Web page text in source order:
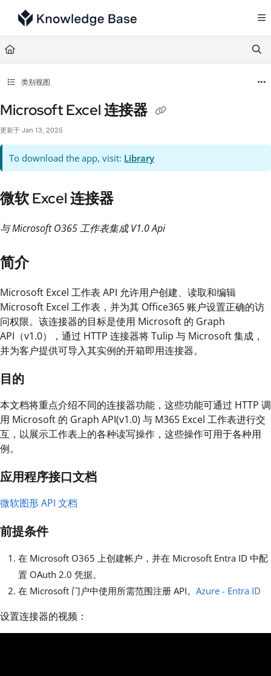
Documentation Index
Fetch the complete documentation index at:
Use this file to discover all available pages before exploring further.
类别视图
Microsoft Excel 连接器
更新于 Jan 13, 2025
To download the app, visit: Library
微软 Excel 连接器
与 Microsoft O365 工作表集成 V1.0 Api
简介
Microsoft Excel 工作表 API 允许用户创建、读取和编辑
Microsoft Excel 工作表，并为其 Office365 账户设置正确的访
问权限。该连接器的目标是使用 Microsoft 的 Graph
API（v1.0），通过 HTTP 连接器将 Tulip 与 Microsoft 集成，
并为客户提供可导入其实例的开箱即用连接器。
目的
本文档将重点介绍不同的连接器功能，这些功能可通过 HTTP 调
用 Microsoft 的 Graph API(v1.0) 与 M365 Excel 工作表进行交
互，以展示工作表上的各种读写操作，这些操作可用于各种用
例。
应用程序接口文档
微软图形 API 文档
前提条件
在 Microsoft O365 上创建帐户，并在 Microsoft Entra ID 中配
置 OAuth 2.0 凭据。
在 Microsoft 门户中使用所需范围注册 API。 Azure - Entra ID
设置连接器的视频：